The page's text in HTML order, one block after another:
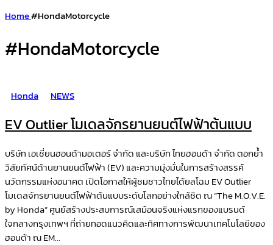
Home#HondaMotorcycle
#HondaMotorcycle
Honda NEWS
EV Outlier โมเดลจักรยานยนต์ไฟฟ้าต้นแบบ
บริษัท เอเชี่ยนฮอนด้ามอเตอร์ จำกัด และบริษัท ไทยฮอนด้า จำกัด ตอกย้ำ
วิสัยทัศน์ด้านยานยนต์ไฟฟ้า (EV) และความมุ่งมั่นในการสร้างสรรค์
นวัตกรรมแห่งอนาคต เปิดโอกาสให้ผู้ชมชาวไทยได้ยลโฉม EV Outlier
โมเดลจักรยานยนต์ไฟฟ้าต้นแบบระดับโลกอย่างใกล้ชิด ณ “The M.O.V.E.
by Honda” ศูนย์สร้างประสบการณ์เสมือนจริงแห่งแรกของแบรนด์
ใจกลางกรุงเทพฯ ที่ถ่ายทอดแนวคิดและทิศทางการพัฒนาเทคโนโลยีของ
ฮอนด้า ณ EM...